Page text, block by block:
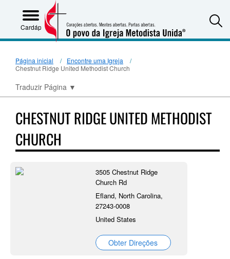
Cardápio
Página inicial
Encontre uma Igreja
Chestnut Ridge United Methodist Church
Traduzir Página ▼
CHESTNUT RIDGE UNITED METHODIST
CHURCH
3505 Chestnut Ridge
Church Rd
Efland, North Carolina,
27243-0008
United States
Obter Direções